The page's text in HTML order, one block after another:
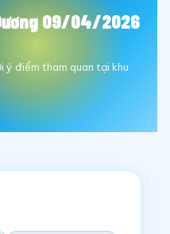
09/04/2026
ý điểm tham quan tại khu